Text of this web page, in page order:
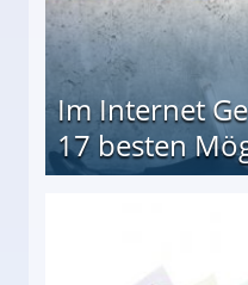
Im Internet
17 besten